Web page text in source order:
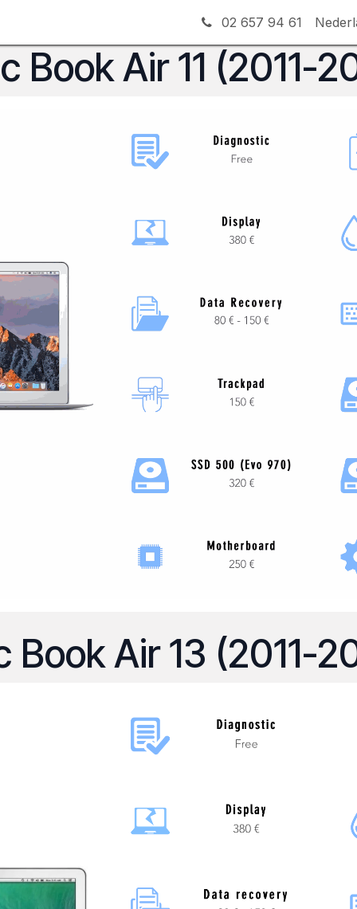
Huisreparaties Blog
02 657 94 61
Book Air 11 (2011-
Book Air 13 (2011-